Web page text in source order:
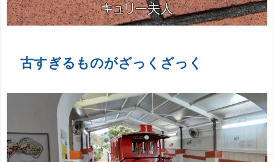
古すぎるものがざっくざっく